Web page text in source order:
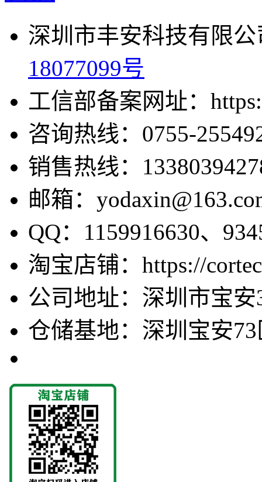
深圳市丰安科技有限
18077099号
工信部备案网址：
咨询热线：0755-
销售热线：
邮箱：
QQ：1159916630、
淘宝店铺：https://
公司地址：深圳市宝
仓储基地：深圳宝安